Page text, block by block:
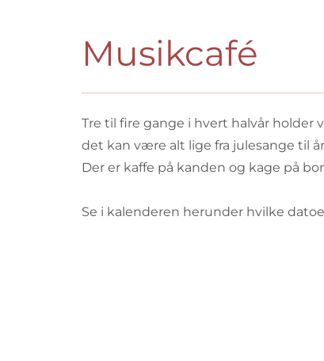
Musikcafé
Tre til fire gange i hvert halvår
det kan være alt lige fra julesange til
Der er kaffe på kanden og kage på
Se i kalenderen herunder hvilke